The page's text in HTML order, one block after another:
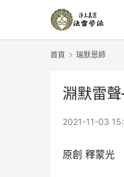
首頁 瑞默恩師
淵默雷
2021-11-03
原創 釋蒙光